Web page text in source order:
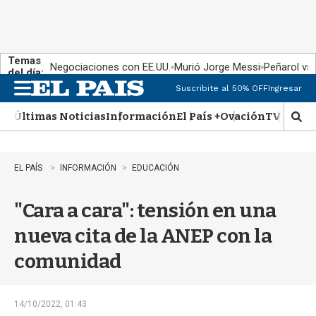
Temas
del día: Negociaciones con EE.UU. Murió Jorge Messi Peñarol
n
u
Suscribite al 50% OFFIngresar
Últimas NoticiasInformaciónEl País +OvaciónTV Show
M
o
EL PAÍS INFORMACIÓN EDUCACIÓN
"Cara a cara": tensión en una
nueva cita de la ANEP con la
comunidad
14/10/2022, 01:43